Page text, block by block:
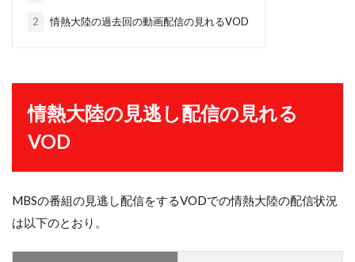
2 情熱大陸の過去回の動画配信の見れるVOD
情熱大陸の見逃し配信の見れる
VOD
MBSの番組の見逃し配信をするVODでの情熱大陸の配信状況
は以下のとおり。